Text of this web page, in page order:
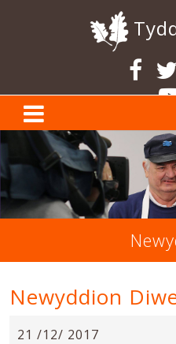
Newyddion
21 /12/ 2017